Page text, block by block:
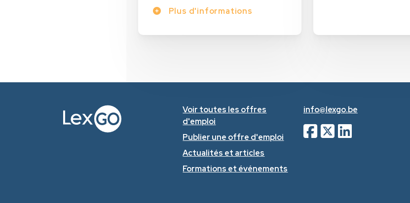
Plus d'informations
Voir toutes les offres
d'emploi
Publier une offre d'emploi
Actualités et articles
Formations et événements
info@lexgo.be